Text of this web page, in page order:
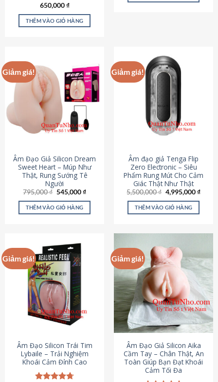
Được xếp
hạng4.75
5 sao
650,000₫
THÊM VÀO GIỎ HÀNG
Giảm giá!
Âm Đạo Giả Silicon Dream
Sweet Heart – Múp Như
Thật, Rung Sướng Tê
Người
795,000₫ Giá
là:
795,000 ₫.
545,000₫Giá
tại
545,000 ₫.
THÊM VÀO GIỎ HÀNG
Giảm giá!
Âm đạo giả Tenga Flip
Zero Electronic – Siêu
Phẩm Rung Mút Cho Cảm
Giác Thật Như Thật
5,500,000₫ Giá
gốc
là:
5,500,000 ₫.
4,995,000₫Giá
THÊM VÀO GIỎ HÀNG
Giảm giá!
Âm Đạo Silicon Trái Tim
Lybaile – Trải Nghiệm
Khoái Cảm Đỉnh Cao
Giảm giá!
Âm Đạo Giả Silicon Aika
Cầm Tay – Chân Thật, An
Toàn Giúp Bạn Đạt Khoái
Cảm Tối Đa